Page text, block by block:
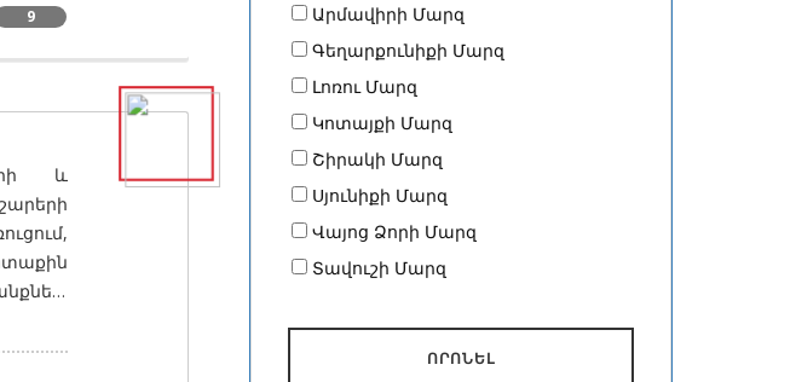
9
և
Արմավիրի Մարզ
Գեղարքունիքի Մարզ
Լոռու Մարզ
Կոտայքի Մարզ
Շիրակի Մարզ
Սյունիքի Մարզ
Վայոց Ձորի Մարզ
Տավուշի Մարզ
ՈՐՈՆԵԼ